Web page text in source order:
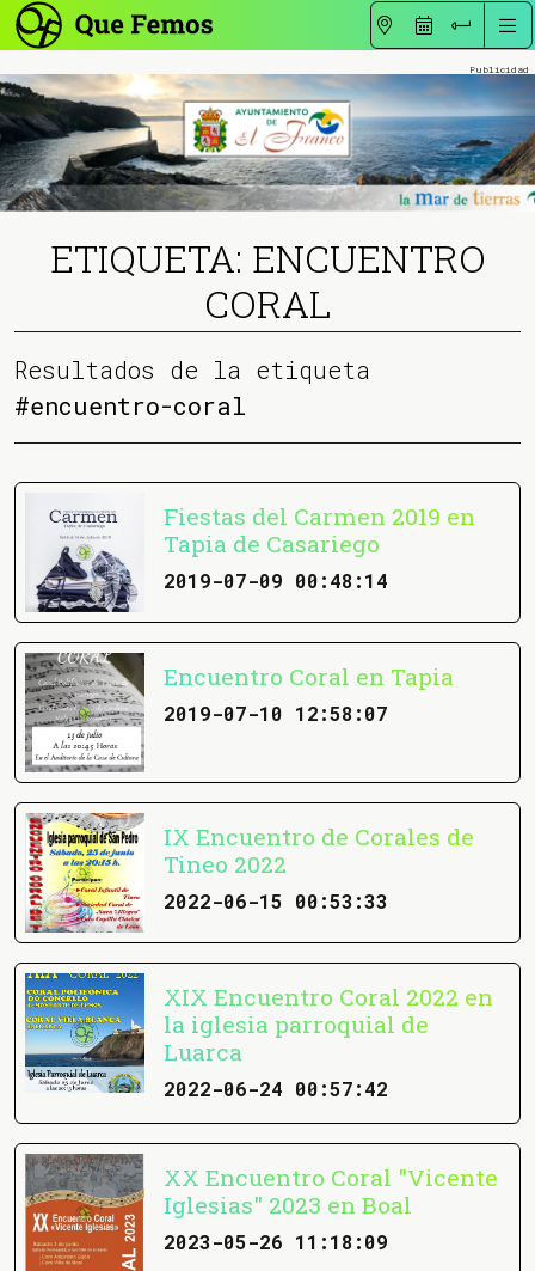
ETIQUETA: ENCUENTRO
CORAL
Resultados de la etiqueta
#encuentro-coral
Fiestas del Carmen 2019 en
Tapia de Casariego
2019-07-09 00:48:14
Encuentro Coral en Tapia
2019-07-10 12:58:07
IX Encuentro de Corales de
Tineo 2022
2022-06-15 00:53:33
XIX Encuentro Coral 2022 en
la iglesia parroquial de
Luarca
2022-06-24 00:57:42
XX Encuentro Coral "Vicente
Iglesias" 2023 en Boal
2023-05-26 11:18:09